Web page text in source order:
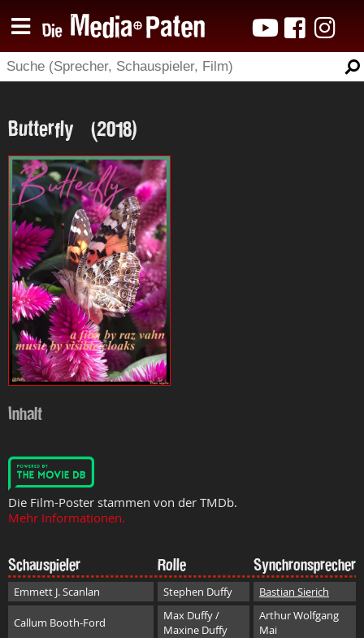
Butterfly (2018)
Inhalt
Die Film-Poster stammen von der TMDb.
Mehr Informationen.
Schauspieler Rolle Synchronsprecher
Emmett J. Scanlan Stephen Duffy Bastian Sierich
Callum Booth-Ford
Max Duffy /
Maxine Duffy
Arthur Wolfgang
Mai